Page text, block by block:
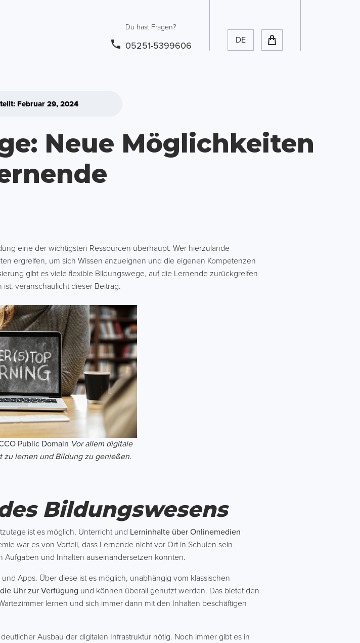
Du hast Fragen?
05251-5399606
DE
Februar 29, 2024
Neue Möglichkeiten
eine der wichtigsten Ressourcen überhaupt. Wer hierzulande
ergreifen, um sich Wissen anzueignen und die eigenen Kompetenzen
gibt es viele flexible Bildungswege, auf die Lernende zurückgreifen
veranschaulicht dieser Beitrag.
Public Domain Vor allem digitale
zu lernen und Bildung zu genießen.
Bildungswesens
ist es möglich, Unterricht und Lerninhalte über Onlinemedien
war es von Vorteil, dass Lernende nicht vor Ort in Schulen sein
und Inhalten auseinandersetzen konnten.
Apps. Über diese ist es möglich, unabhängig vom klassischen
Uhr zur Verfügung und können überall genutzt werden. Das bietet den
lernen und sich immer dann mit den Inhalten beschäftigen
Ausbau der digitalen Infrastruktur nötig. Noch immer gibt es in